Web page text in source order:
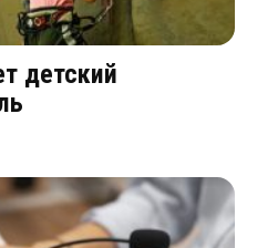
детский